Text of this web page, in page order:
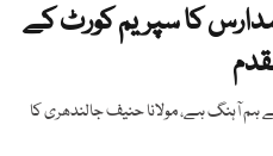
کا سپریم کورٹ کے
ہم آہنگ ہے، مولانا حنیف جالندھری کا